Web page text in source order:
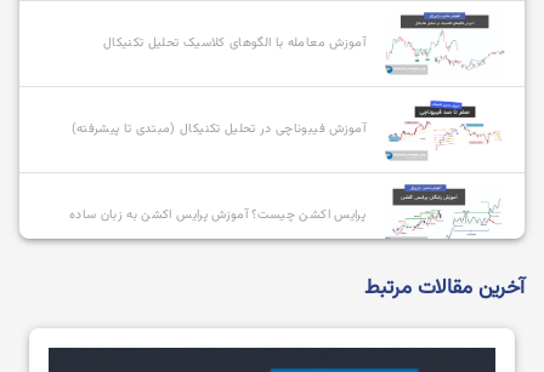
آموزش معامله با الگوهای کلاسیک تحلیل تکنیکال
آموزش فیبوناچی در تحلیل تکنیکال (مبتدی تا پیشرفته)
پرایس اکشن چیست؟ آموزش پرایس اکشن به زبان ساده
آخرین مقالات مرتبط